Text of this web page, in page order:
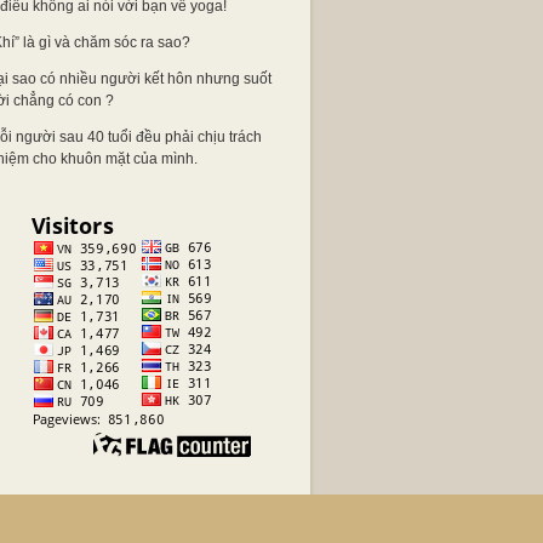
không ai nói với bạn về yoga!
là gì và chăm sóc ra sao?
sao có nhiều người kết hôn nhưng suốt
chẳng có con ?
người sau 40 tuổi đều phải chịu trách
cho khuôn mặt của mình.